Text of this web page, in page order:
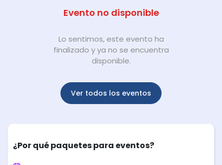
Evento no disponible
Lo sentimos, este evento ha
finalizado y ya no se encuentra
disponible.
Ver todos los eventos
¿Por qué paquetes para eventos?